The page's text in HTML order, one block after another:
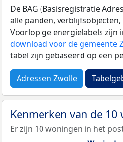
De BAG (Basisregistratie
alle panden,
Voorlopige energielabels zijn
download voor de gemeente
tabel zijn gebaseerd op een
Adressen Zwolle
Kenmerken van de
Er zijn 10 woningen in het